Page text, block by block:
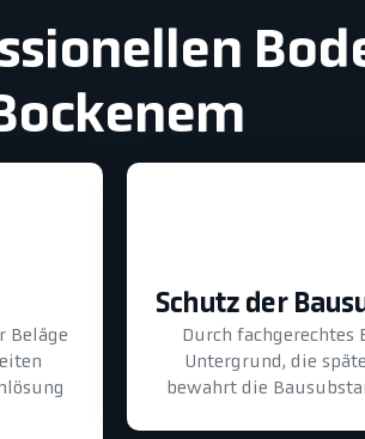
Beläge
Schutz der
Durch
Untergrund, die
bewahrt die